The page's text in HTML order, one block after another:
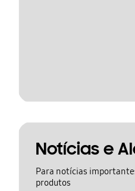
Notícias e
Para notícias
produtos